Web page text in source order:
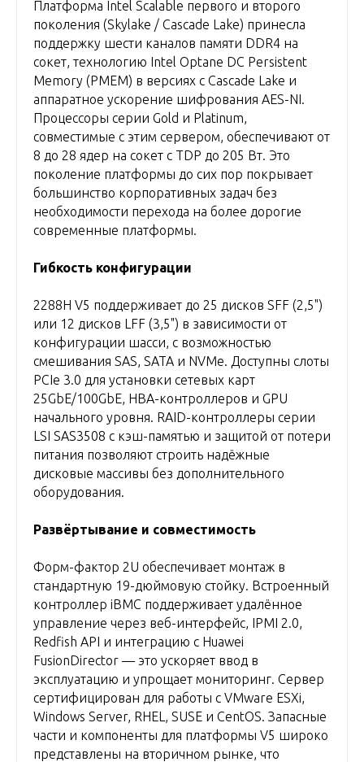
Платформа Intel Scalable первого и второго
поколения (Skylake / Cascade Lake) принесла
поддержку шести каналов памяти DDR4 на
сокет, технологию Intel Optane DC Persistent
Memory (PMEM) в версиях с Cascade Lake и
аппаратное ускорение шифрования AES-NI.
Процессоры серии Gold и Platinum,
совместимые с этим сервером, обеспечивают от
8 до 28 ядер на сокет с TDP до 205 Вт. Это
поколение платформы до сих пор покрывает
большинство корпоративных задач без
необходимости перехода на более дорогие
современные платформы.
Гибкость конфигурации
2288H V5 поддерживает до 25 дисков SFF (2,5")
или 12 дисков LFF (3,5") в зависимости от
конфигурации шасси, с возможностью
смешивания SAS, SATA и NVMe. Доступны слоты
PCIe 3.0 для установки сетевых карт
25GbE/100GbE, HBA-контроллеров и GPU
начального уровня. RAID-контроллеры серии
LSI SAS3508 с кэш-памятью и защитой от потери
питания позволяют строить надёжные
дисковые массивы без дополнительного
оборудования.
Развёртывание и совместимость
Форм-фактор 2U обеспечивает монтаж в
стандартную 19-дюймовую стойку. Встроенный
контроллер iBMC поддерживает удалённое
управление через веб-интерфейс, IPMI 2.0,
Redfish API и интеграцию с Huawei
FusionDirector — это ускоряет ввод в
эксплуатацию и упрощает мониторинг. Сервер
сертифицирован для работы с VMware ESXi,
Windows Server, RHEL, SUSE и CentOS. Запасные
части и компоненты для платформы V5 широко
представлены на вторичном рынке, что